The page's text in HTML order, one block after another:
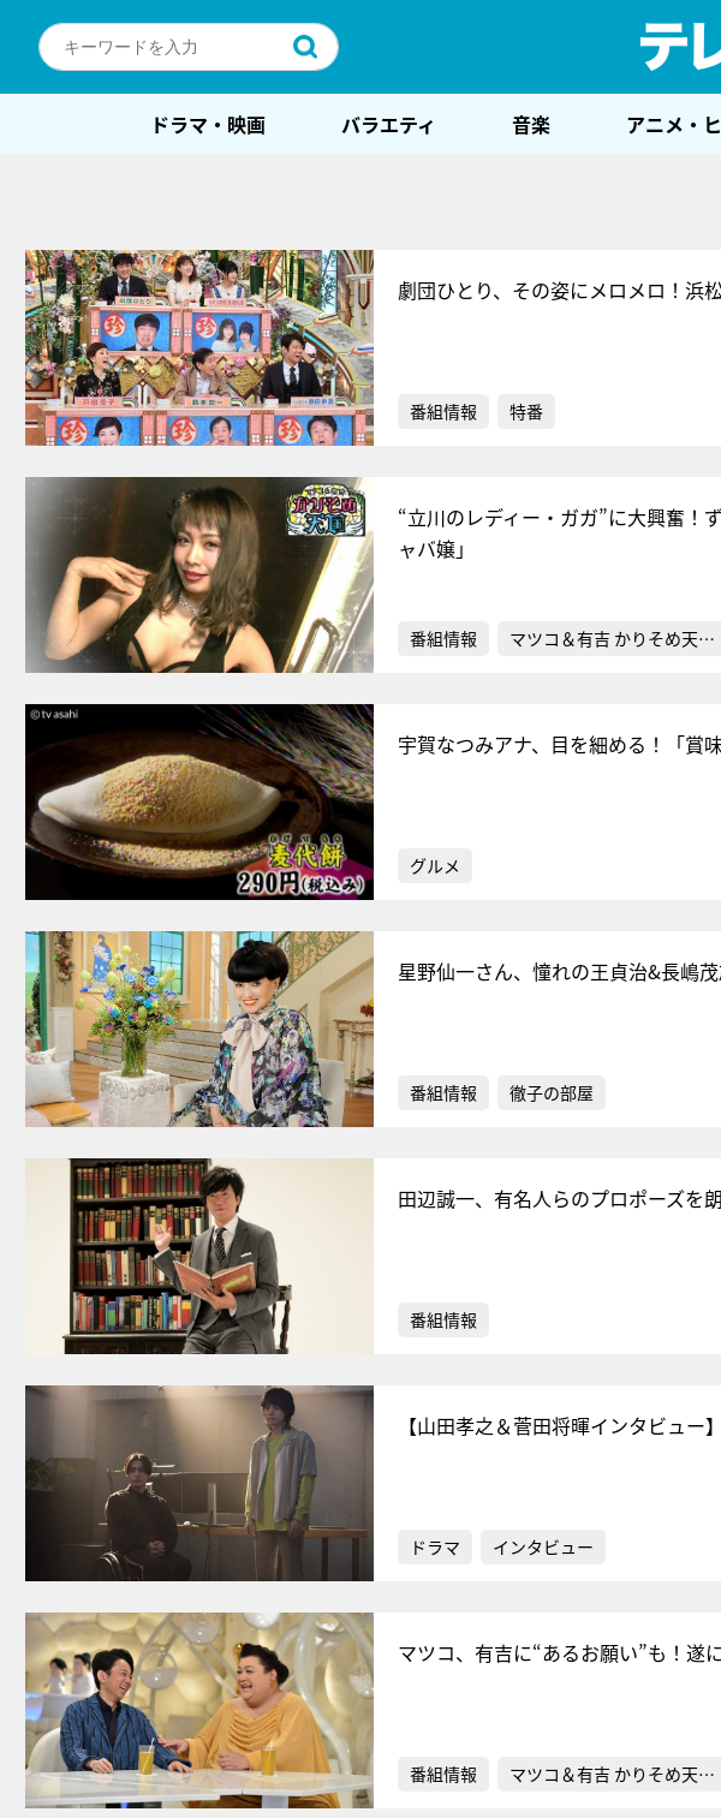
ドラマ・映画 バラエティ 音楽 アニメ・
劇団ひとり、その姿にメロメロ！浜
番組情報 特番
“立川のレディー・ガガ”に大興奮！
ャバ嬢」
番組情報 マツコ＆有吉 かりそめ天…
宇賀なつみアナ、目を細める！「賞
グルメ
星野仙一さん、憧れの王貞治&長嶋
番組情報 徹子の部屋
田辺誠一、有名人らのプロポーズを
番組情報
【山田孝之＆菅田将暉インタビュ
ドラマ インタビュー
マツコ、有吉に“あるお願い”も！遂
番組情報 マツコ＆有吉 かりそめ天…